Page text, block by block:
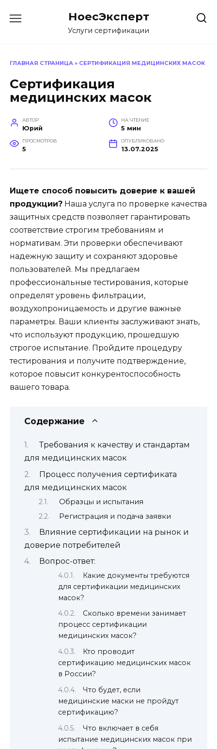
НоесЭксперт
Услуги сертификации
ГЛАВНАЯ СТРАНИЦА » СЕРТИФИКАЦИЯ МЕДИЦИНСКИХ МАСОК
Сертификация
медицинских масок
АВТОР
Юрий
НА ЧТЕНИЕ
5 мин
ПРОСМОТРОВ
5
ОПУБЛИКОВАНО
13.07.2025
Ищете способ повысить доверие к вашей
продукции? Наша услуга по проверке качества
защитных средств позволяет гарантировать
соответствие строгим требованиям и
нормативам. Эти проверки обеспечивают
надежную защиту и сохраняют здоровье
пользователей. Мы предлагаем
профессиональные тестирования, которые
определят уровень фильтрации,
воздухопроницаемость и другие важные
параметры. Ваши клиенты заслуживают знать,
что используют продукцию, прошедшую
строгое испытание. Пройдите процедуру
тестирования и получите подтверждение,
которое повысит конкурентоспособность
вашего товара.
Содержание
Требования к качеству и стандартам
для медицинских масок
Процесс получения сертификата
для медицинских масок
Образцы и испытания
Регистрация и подача заявки
Влияние сертификации на рынок и
доверие потребителей
Вопрос-ответ:
Какие документы требуются
для сертификации медицинских
масок?
Сколько времени занимает
процесс сертификации
медицинских масок?
Кто проводит
сертификацию медицинских масок
в России?
Что будет, если
медицинские маски не пройдут
сертификацию?
Что включает в себя
испытание медицинских масок при